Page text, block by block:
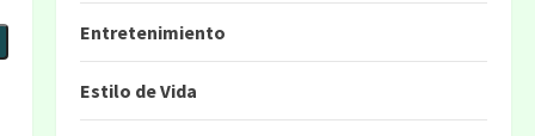
Entretenimiento
Estilo de Vida